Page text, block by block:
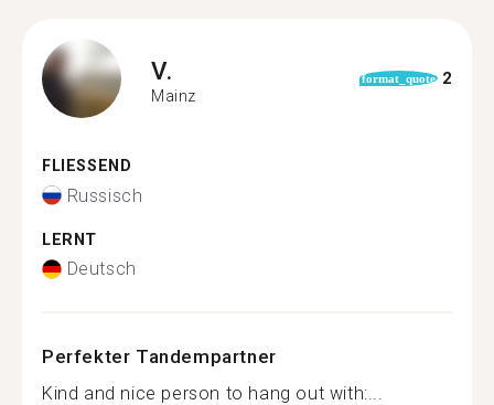
V.
Mainz
format_quote 2
FLIESSEND
Russisch
LERNT
Deutsch
Perfekter Tandempartner
Kind and nice person to hang out with:...